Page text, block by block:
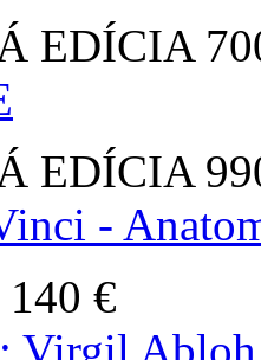
EDÍCIA
EDÍCIA
-
140 €
Virgil